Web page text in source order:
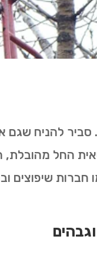
סביר להניח
החל
שיפוצים